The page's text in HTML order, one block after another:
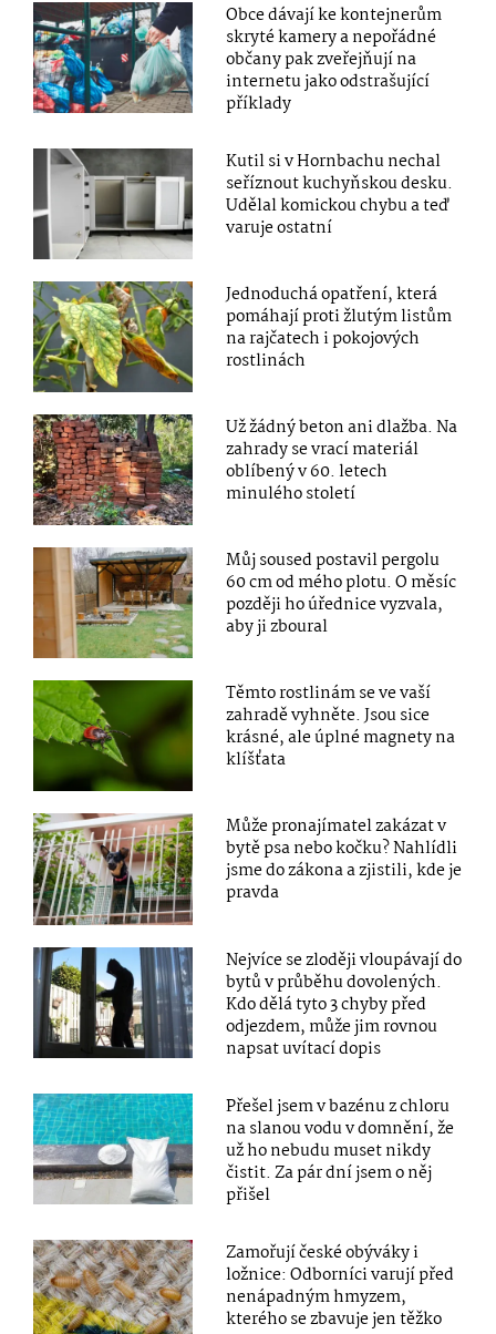
Obce dávají ke kontejnerům
skryté kamery a nepořádné
občany pak zveřejňují na
internetu jako odstrašující
příklady
Kutil si v Hornbachu nechal
seříznout kuchyňskou desku.
Udělal komickou chybu a teď
varuje ostatní
Jednoduchá opatření, která
pomáhají proti žlutým listům
na rajčatech i pokojových
rostlinách
Už žádný beton ani dlažba. Na
zahrady se vrací materiál
oblíbený v 60. letech
minulého století
Můj soused postavil pergolu
60 cm od mého plotu. O měsíc
později ho úřednice vyzvala,
aby ji zboural
Těmto rostlinám se ve vaší
zahradě vyhněte. Jsou sice
krásné, ale úplné magnety na
klíšťata
Může pronajímatel zakázat v
bytě psa nebo kočku? Nahlídli
jsme do zákona a zjistili, kde je
pravda
Nejvíce se zloději vloupávají do
bytů v průběhu dovolených.
Kdo dělá tyto 3 chyby před
odjezdem, může jim rovnou
napsat uvítací dopis
Přešel jsem v bazénu z chloru
na slanou vodu v domnění, že
už ho nebudu muset nikdy
čistit. Za pár dní jsem o něj
přišel
Zamořují české obýváky i
ložnice: Odborníci varují před
nenápadným hmyzem,
kterého se zbavuje jen těžko